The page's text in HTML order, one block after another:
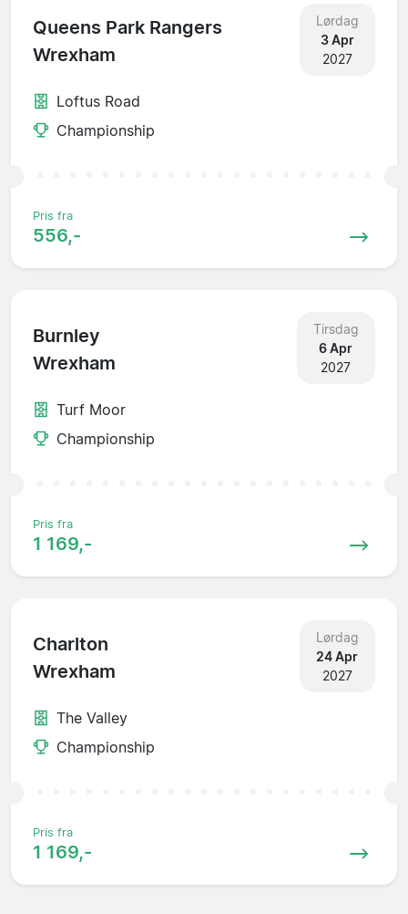
Queens Park Rangers
Wrexham
Lørdag
3 Apr
2027
Loftus Road
Championship
Pris fra
556,-
Burnley
Wrexham
Tirsdag
6 Apr
2027
Turf Moor
Championship
Pris fra
1 169,-
Charlton
Wrexham
Lørdag
24 Apr
2027
The Valley
Championship
Pris fra
1 169,-